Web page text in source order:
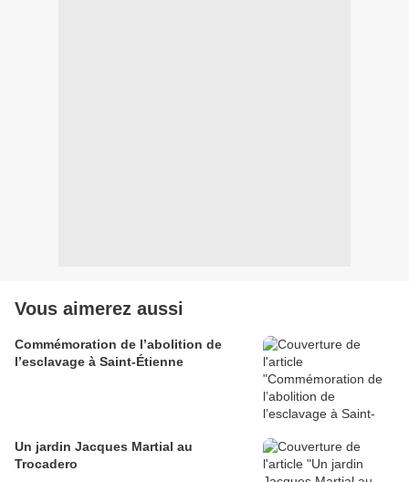
Vous aimerez aussi
Commémoration de l’abolition de
l’esclavage à Saint-Étienne
Un jardin Jacques Martial au
Trocadero